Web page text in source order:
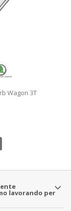
Wagon 3T
lavorando per